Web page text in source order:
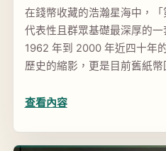
在錢幣收藏的浩瀚星海中，
代表性且群眾基礎最深厚的
1962 年到 2000 年近四十年
歷史的縮影，更是目前舊紙
查看內容